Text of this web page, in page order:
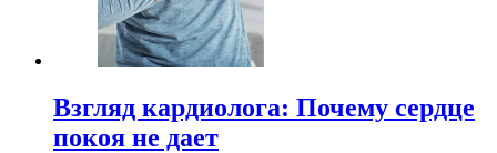
Взгляд кардиолога: Почему сердце
покоя не дает